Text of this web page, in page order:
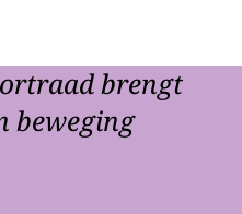
brengt
beweging